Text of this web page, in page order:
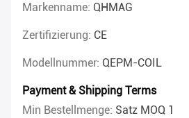
Markenname: QHMAG
Zertifizierung: CE
Modellnummer: QEPM-COIL
Payment & Shipping Terms
Min Bestellmenge: Satz MOQ 1